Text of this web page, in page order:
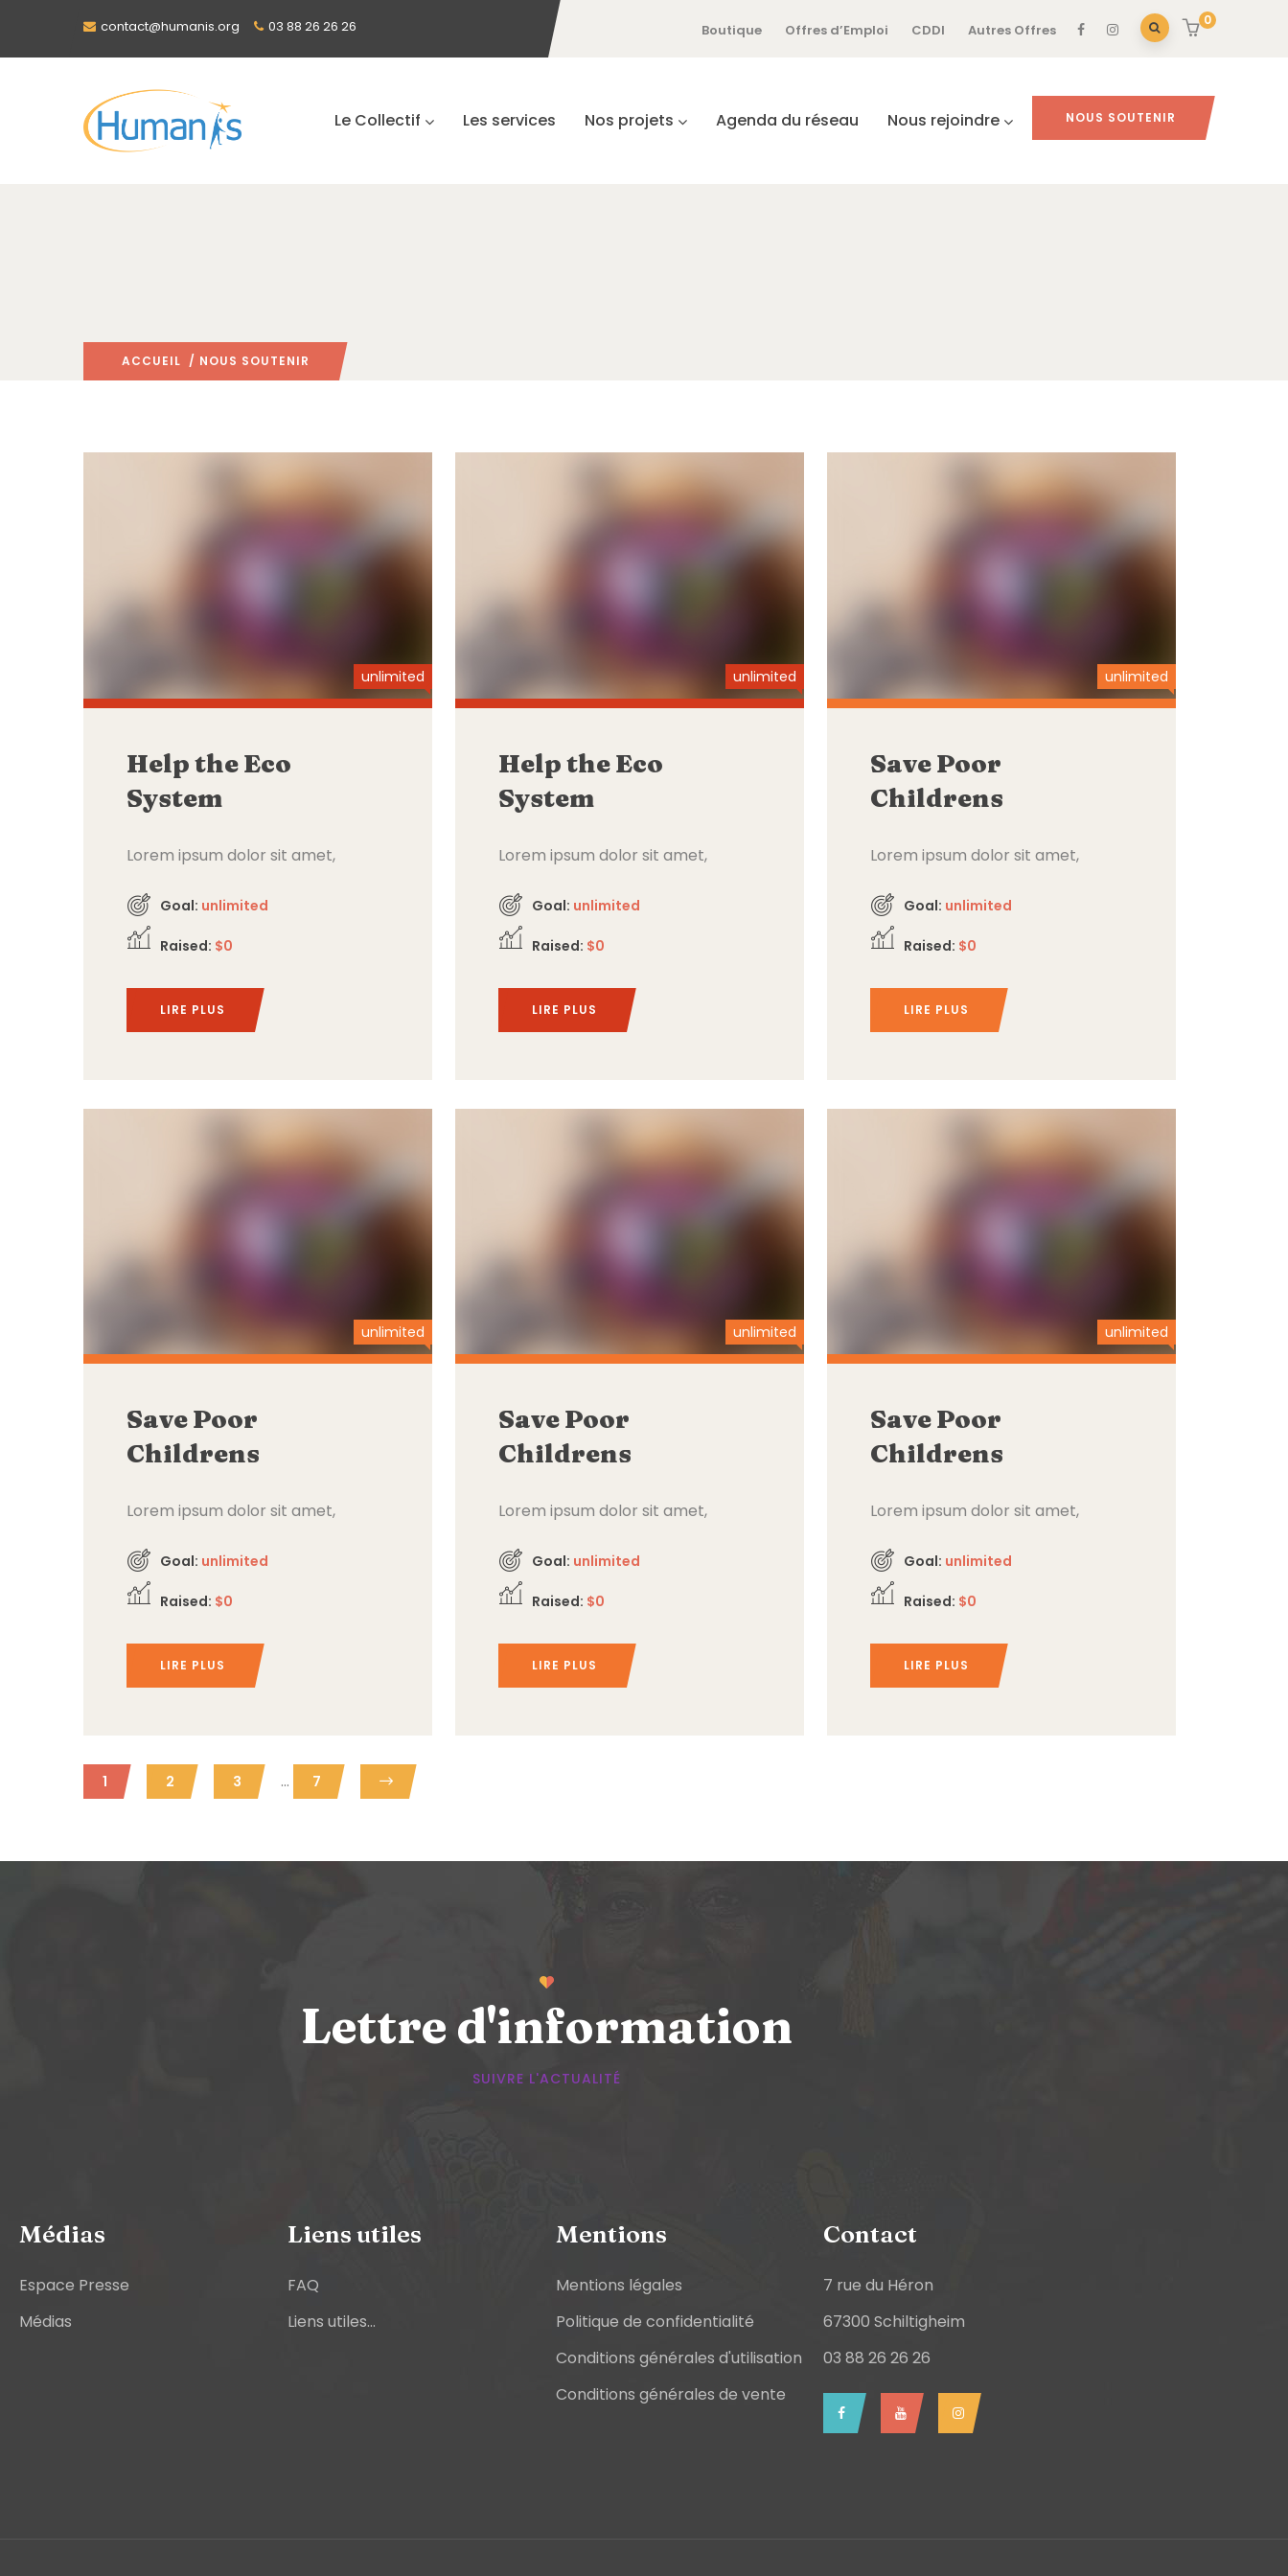
contact@humanis.org 03 88 26 26 26 Boutique Offres d’Emploi CDDI Autres Offres
0
Le Collectif Les services Nos projets Agenda du réseau Nous rejoindre NOUS SOUTENIR
ACCUEIL / NOUS SOUTENIR
unlimited
Help the Eco
System
Lorem ipsum dolor sit amet,
Goal: unlimited
Raised: $0
LIRE PLUS
unlimited
Help the Eco
System
Lorem ipsum dolor sit amet,
Goal: unlimited
Raised: $0
LIRE PLUS
unlimited
Save Poor
Childrens
Lorem ipsum dolor sit amet,
Goal: unlimited
Raised: $0
LIRE PLUS
unlimited
Save Poor
Childrens
Lorem ipsum dolor sit amet,
Goal: unlimited
Raised: $0
LIRE PLUS
unlimited
Save Poor
Childrens
Lorem ipsum dolor sit amet,
Goal: unlimited
Raised: $0
LIRE PLUS
unlimited
Save Poor
Childrens
Lorem ipsum dolor sit amet,
Goal: unlimited
Raised: $0
LIRE PLUS
1 2 3 ... 7
Lettre d'information
SUIVRE L'ACTUALITÉ
Médias
Espace Presse
Médias
Liens utiles
FAQ
Liens utiles...
Mentions
Mentions légales
Politique de confidentialité
Conditions générales d'utilisation
Conditions générales de vente
Contact
7 rue du Héron
67300 Schiltigheim
03 88 26 26 26